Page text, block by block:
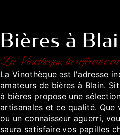
Bières à
La Vinothèque, la référence
La Vinothèque est l'adresse
amateurs de bières à Blain.
à bières propose une
artisanales et de qualité. Que
ou un connaisseur aguerri,
saura satisfaire vos papilles